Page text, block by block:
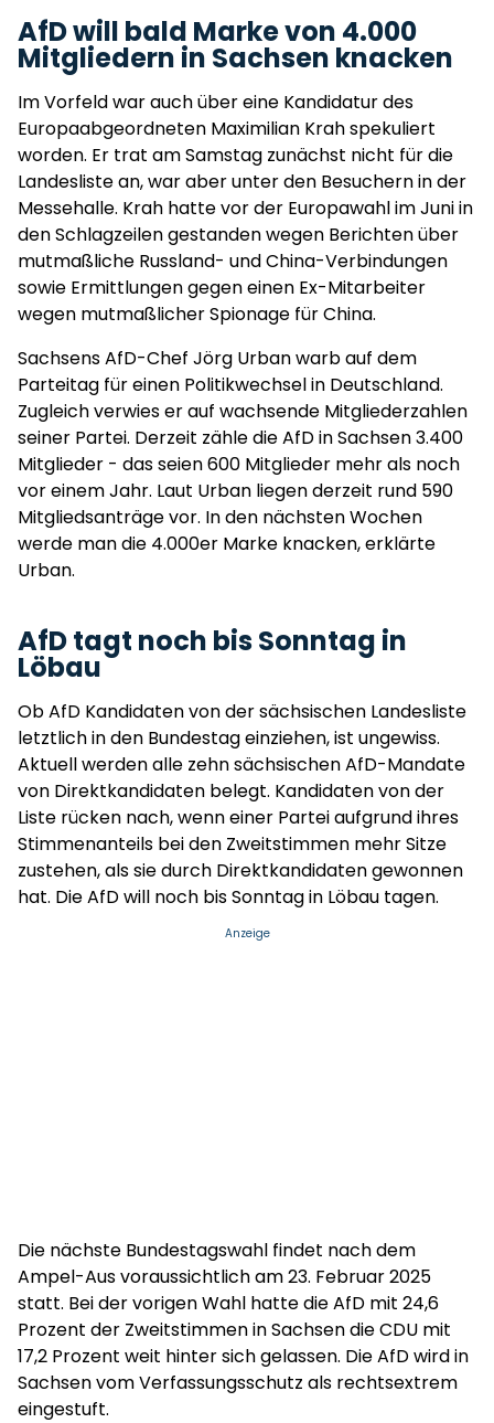
AfD will bald Marke von 4.000
Mitgliedern in Sachsen knacken
Im Vorfeld war auch über eine Kandidatur des
Europaabgeordneten Maximilian Krah spekuliert
worden. Er trat am Samstag zunächst nicht für die
Landesliste an, war aber unter den Besuchern in der
Messehalle. Krah hatte vor der Europawahl im Juni in
den Schlagzeilen gestanden wegen Berichten über
mutmaßliche Russland- und China-Verbindungen
sowie Ermittlungen gegen einen Ex-Mitarbeiter
wegen mutmaßlicher Spionage für China.
Sachsens AfD-Chef Jörg Urban warb auf dem
Parteitag für einen Politikwechsel in Deutschland.
Zugleich verwies er auf wachsende Mitgliederzahlen
seiner Partei. Derzeit zähle die AfD in Sachsen 3.400
Mitglieder - das seien 600 Mitglieder mehr als noch
vor einem Jahr. Laut Urban liegen derzeit rund 590
Mitgliedsanträge vor. In den nächsten Wochen
werde man die 4.000er Marke knacken, erklärte
Urban.
AfD tagt noch bis Sonntag in
Löbau
Ob AfD Kandidaten von der sächsischen Landesliste
letztlich in den Bundestag einziehen, ist ungewiss.
Aktuell werden alle zehn sächsischen AfD-Mandate
von Direktkandidaten belegt. Kandidaten von der
Liste rücken nach, wenn einer Partei aufgrund ihres
Stimmenanteils bei den Zweitstimmen mehr Sitze
zustehen, als sie durch Direktkandidaten gewonnen
hat. Die AfD will noch bis Sonntag in Löbau tagen.
Anzeige
Die nächste Bundestagswahl findet nach dem
Ampel-Aus voraussichtlich am 23. Februar 2025
statt. Bei der vorigen Wahl hatte die AfD mit 24,6
Prozent der Zweitstimmen in Sachsen die CDU mit
17,2 Prozent weit hinter sich gelassen. Die AfD wird in
Sachsen vom Verfassungsschutz als rechtsextrem
eingestuft.